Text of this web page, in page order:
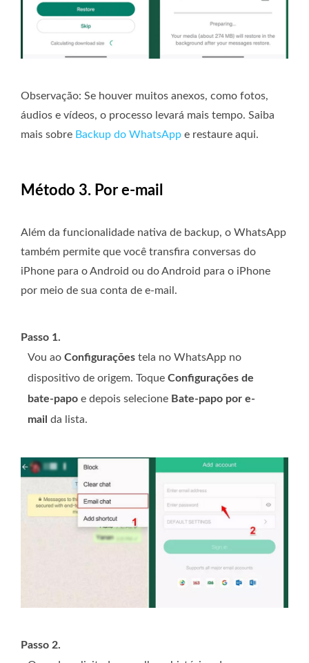
Observação: Se houver muitos anexos, como fotos,
áudios e vídeos, o processo levará mais tempo. Saiba
mais sobre Backup do WhatsApp e restaure aqui.
Método 3. Por e-mail
Além da funcionalidade nativa de backup, o WhatsApp
também permite que você transfira conversas do
iPhone para o Android ou do Android para o iPhone
por meio de sua conta de e-mail.
Passo 1.
Vou ao Configurações tela no WhatsApp no ​​
dispositivo de origem. Toque Configurações de
bate-papo e depois selecione Bate-papo por e-
mail da lista.
Passo 2.